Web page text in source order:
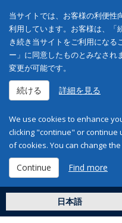
当サイトでは、お客様の利便性
利用しています。お客様は、「
き続き当サイトをご利用になる
ー」に同意したものとみなされ
変更が可能です。
続ける 詳細を見る
We use cookies to enhance
clicking "continue" or continue
of cookies. You can change
Continue Find more
日本語